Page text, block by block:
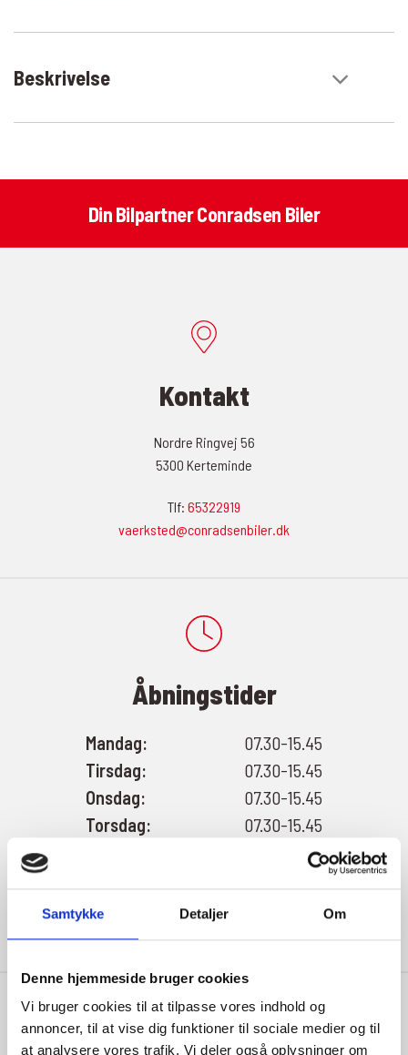
Samtykke Detaljer Om
Denne hjemmeside bruger cookies
Vi bruger cookies til at tilpasse vores indhold og
annoncer, til at vise dig funktioner til sociale medier og til
at analysere vores trafik. Vi deler også oplysninger om
Beskrivelse
Din Bilpartner Conradsen Biler
Kontakt
Nordre Ringvej 56
5300 Kerteminde
Tlf: 65322919
vaerksted@conradsenbiler.dk
Åbningstider
Mandag:
07.30-15.45
Tirsdag:
07.30-15.45
Onsdag:
07.30-15.45
Torsdag:
07.30-15.45
07.30-15.45
Søndag: